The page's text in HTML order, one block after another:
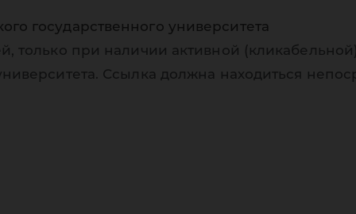
государственного университета
только при наличии активной
Ссылка должна находиться